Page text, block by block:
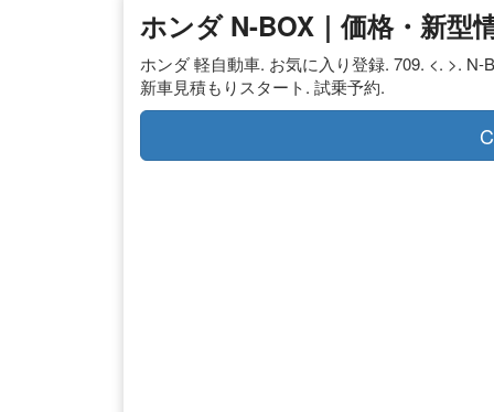
ホンダ N-BOX｜価格・新型
ホンダ 軽自動車. お気に入り登録. 709. <. >.
新車見積もりスタート. 試乗予約.